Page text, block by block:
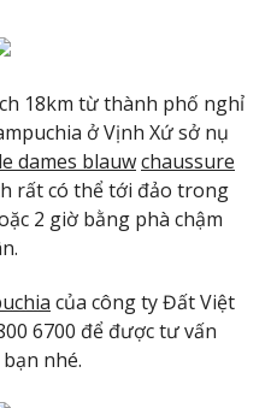
18km từ thành phố nghỉ
ở Vịnh Xứ sở nụ
dames blauwchaussure
rất có thể tới đảo trong
2 giờ bằng phà chậm
của công ty Đất Việt
6700 để được tư vấn
nhé.